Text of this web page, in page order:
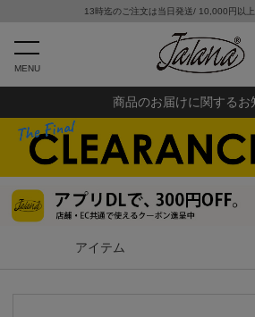
13時迄のご注文は当日発送/ 10,000円以
MENU
商品のお届けに関するお
アイテム